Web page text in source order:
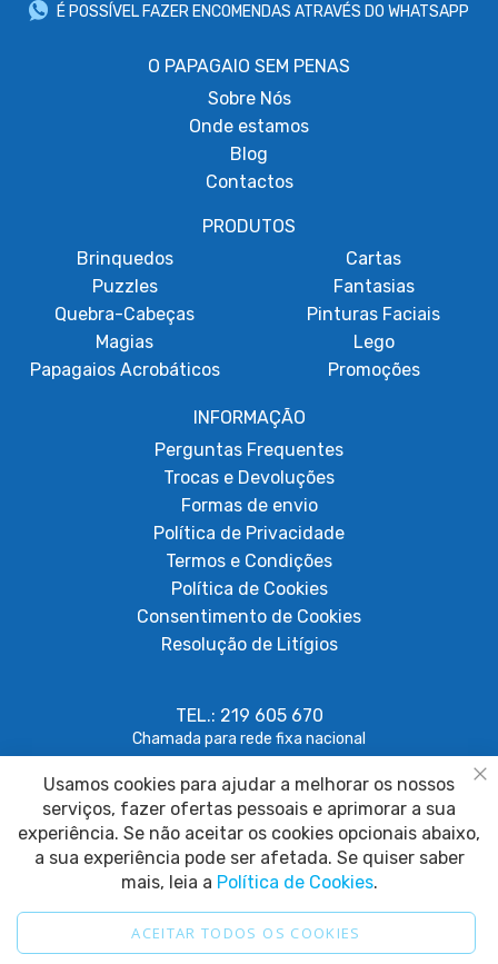
É POSSÍVEL FAZER ENCOMENDAS ATRAVÉS DO WHATSAPP
O PAPAGAIO SEM PENAS
Sobre Nós
Onde estamos
Blog
Contactos
PRODUTOS
Brinquedos
Puzzles
Quebra-Cabeças
Magias
Papagaios Acrobáticos
Cartas
Fantasias
Pinturas Faciais
Lego
Promoções
INFORMAÇÃO
Perguntas Frequentes
Trocas e Devoluções
Formas de envio
Política de Privacidade
Termos e Condições
Política de Cookies
Consentimento de Cookies
Resolução de Litígios
TEL.: 219 605 670
Chamada para rede fixa nacional
geral@papagaiosempenas.com
2025 © Papagaio sem Penas. Todos os direitos reservados.
Usamos cookies para ajudar a melhorar os nossos
serviços, fazer ofertas pessoais e aprimorar a sua
experiência. Se não aceitar os cookies opcionais abaixo,
a sua experiência pode ser afetada. Se quiser saber
mais, leia a Política de Cookies.
ACEITAR TODOS OS COOKIES